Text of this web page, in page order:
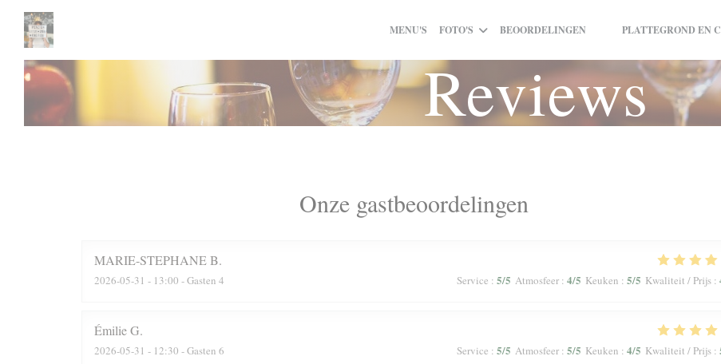
Cookies beheer paneel
MENU'S FOTO'S BEOORDELINGEN
((OPENT IN EEN NIEUW
((OPENT IN EEN
PLATTEGROND EN
Reviews
Onze gastbeoordelingen
MARIE-STEPHANEB
2026-05-31 - 13:00 - Gasten 4 Service : 5/5 Atmosfeer: 4/5 Keuken : 5/5 Kwaliteit / Prijs:
ÉmilieG
2026-05-31 - 12:30 - Gasten 6 Service : 5/5 Atmosfeer: 5/5 Keuken : 4/5 Kwaliteit / Prijs: